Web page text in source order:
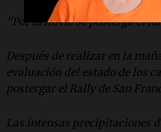
"Por la lluvia se posterga el
Después de realizar en la
evaluación del estado de los
postergar el Rally de San
Las intensas precipitaciones